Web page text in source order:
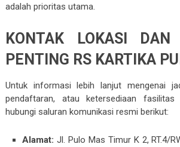
adalah prioritas utama.
KONTAK LOKASI DAN
PENTING RS KARTIKA
Untuk informasi lebih lanjut mengenai
pendaftaran, atau ketersediaan
hubungi saluran komunikasi resmi berikut:
Alamat: Jl. Pulo Mas Timur K 2, RT.4/